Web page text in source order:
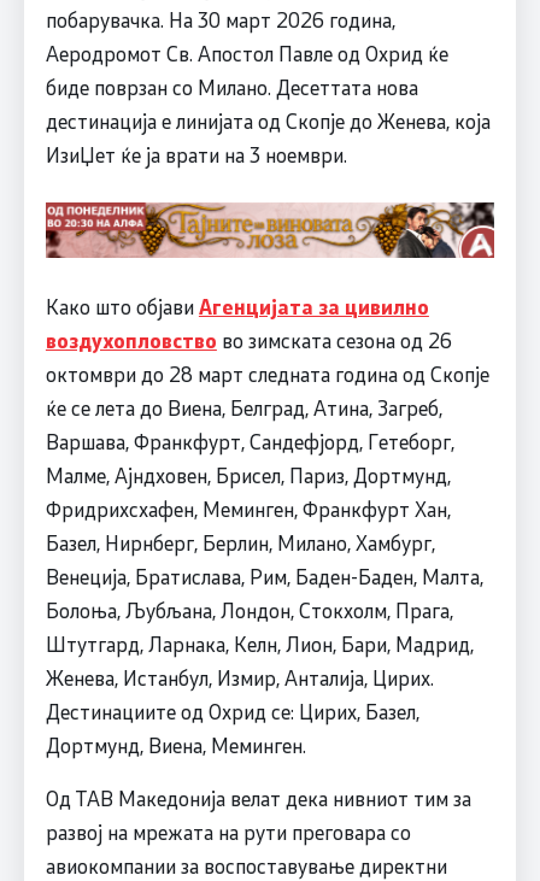
побарувачка. На 30 март 2026 година,
Аеродромот Св. Апостол Павле од Охрид ќе
биде поврзан со Милано. Десеттата нова
дестинација е линијата од Скопјe до Женева, која
ИзиЏет ќе ја врати на 3 ноември.
Како што објавиАгенцијата за цивилно
воздухопловство во зимската сезона од 26
октомври до 28 март следната година од Скопје
ќе се лета до Виена, Белград, Атина, Загреб,
Варшава, Франкфурт, Сандефјорд, Гетеборг,
Малме, Ајндховен, Брисел, Париз, Дортмунд,
Фридрихсхафен, Меминген, Франкфурт Хан,
Базел, Нирнберг, Берлин, Милано, Хамбург,
Венеција, Братислава, Рим, Баден-Баден, Малта,
Болоња, Љубљана, Лондон, Стокхолм, Прага,
Штутгард, Ларнака, Келн, Лион, Бари, Мадрид,
Женева, Истанбул, Измир, Анталија, Цирих.
Дестинациите од Охрид се: Цирих, Базел,
Дортмунд, Виена, Меминген.
Од ТАВ Македонија велат дека нивниот тим за
развој на мрежата на рути преговара со
авиокомпании за воспоставување директни